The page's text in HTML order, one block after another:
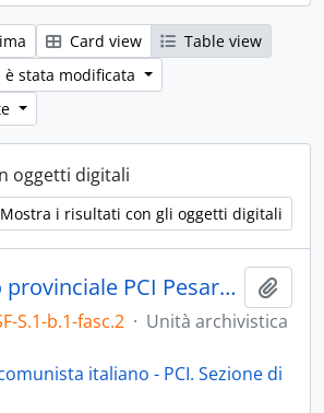
Card view
Table view
stata modificata
oggetti digitali
Mostra i risultati con gli oggetti digitali
"V Congresso provinciale PCI Pesaro 2-3-4 aprile 1954"
S.1-b.1-fasc.2 · Unità archivistica
italiano - PCI. Sezione di